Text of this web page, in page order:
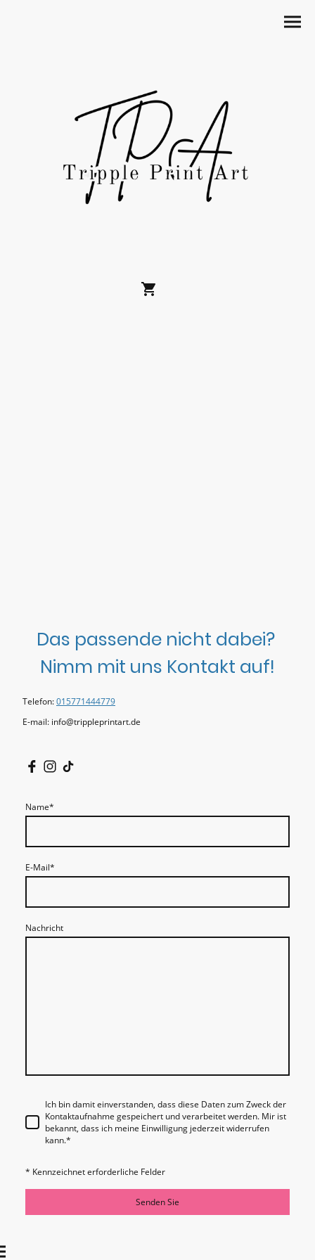
Das passende nicht dabei?
Nimm mit uns Kontakt auf!
Telefon:015771444779
E-mail: info@trippleprintart.de
Name*
E-Mail*
Nachricht
Ich bin damit einverstanden, dass diese Daten zum Zweck der
Kontaktaufnahme gespeichert und verarbeitet werden. Mir ist
bekannt, dass ich meine Einwilligung jederzeit widerrufen
kann.*
* Kennzeichnet erforderliche Felder
Senden Sie